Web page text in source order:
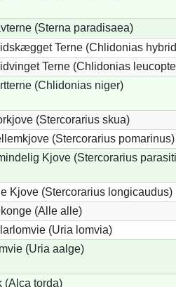
(Sterna paradisaea)
Terne (Chlidonias
Terne (Chlidonias
(Chlidonias niger)
(Stercorarius skua)
(Stercorarius pomarinus)
Kjove (Stercorarius
Kjove (Stercorarius longicaudus)
(Alle alle)
(Uria lomvia)
(Uria aalge)
(Alca torda)